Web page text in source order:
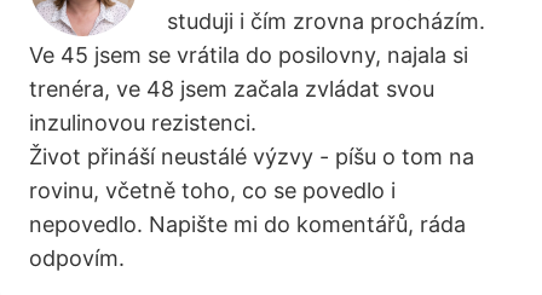
studuji i čím zrovna procházím.
Ve 45 jsem se vrátila do posilovny, najala si
trenéra, ve 48 jsem začala zvládat svou
inzulinovou rezistenci.
Život přináší neustálé výzvy - píšu o tom na
rovinu, včetně toho, co se povedlo i
nepovedlo. Napište mi do komentářů, ráda
odpovím.